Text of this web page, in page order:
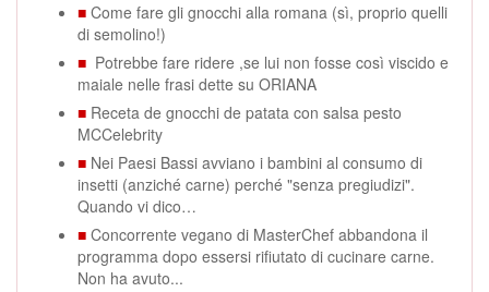
■ Come fare gli gnocchi alla romana (sì, proprio quelli
di semolino!)
■ Potrebbe fare ridere ,se lui non fosse così viscido e
maiale nelle frasi dette su ORIANA
■ Receta de gnocchi de patata con salsa pesto
MCCelebrity
■ Nei Paesi Bassi avviano i bambini al consumo di
insetti (anziché carne) perché "senza pregiudizi".
Quando vi dico…
■ Concorrente vegano di MasterChef abbandona il
programma dopo essersi rifiutato di cucinare carne.
Non ha avuto...